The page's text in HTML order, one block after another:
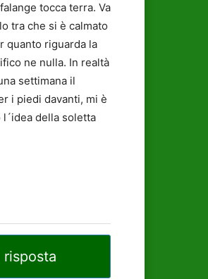
tocca terra. Va
tra che si è calmato
quanto riguarda la
ne nulla. In realtà
settimana il
i piedi davanti, mi è
della soletta